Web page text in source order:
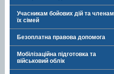
Учасникам бойових дій та членам
їх сімей
Безоплатна правова допомога
Мобілізаційна підготовка та
військовий облік